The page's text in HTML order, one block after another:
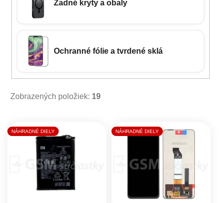
Zadné kryty a obaly
Ochranné fólie a tvrdené sklá
Zobrazených položiek: 19
Výpis produktov
NÁHRADNÉ DIELY NÁHRADNÉ DIELY